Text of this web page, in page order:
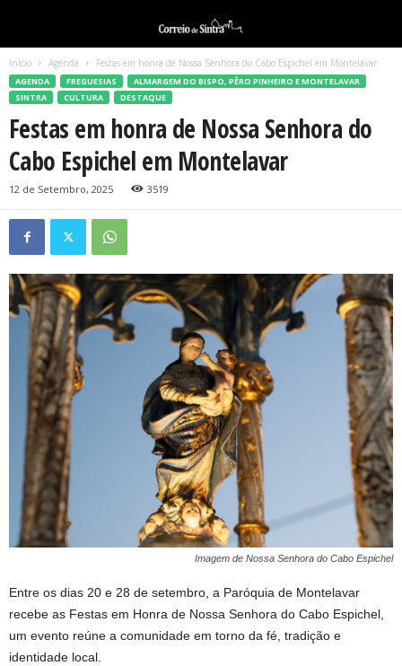
Início Agenda Festas em honra de Nossa Senhora do Cabo Espichel em Montelavar
AGENDA FREGUESIAS
ALMARGEM DO BISPO, PÊRO PINHEIRO E MONTELAVAR
SINTRA
CULTURA DESTAQUE
Festas em honra de Nossa Senhora do
Cabo Espichel em Montelavar
12 de Setembro, 2025 3519
Imagem de Nossa Senhora do Cabo Espichel
Entre os dias 20 e 28 de setembro, a Paróquia de Montelavar
recebe as Festas em Honra de Nossa Senhora do Cabo Espichel,
um evento reúne a comunidade em torno da fé, tradição e
identidade local.